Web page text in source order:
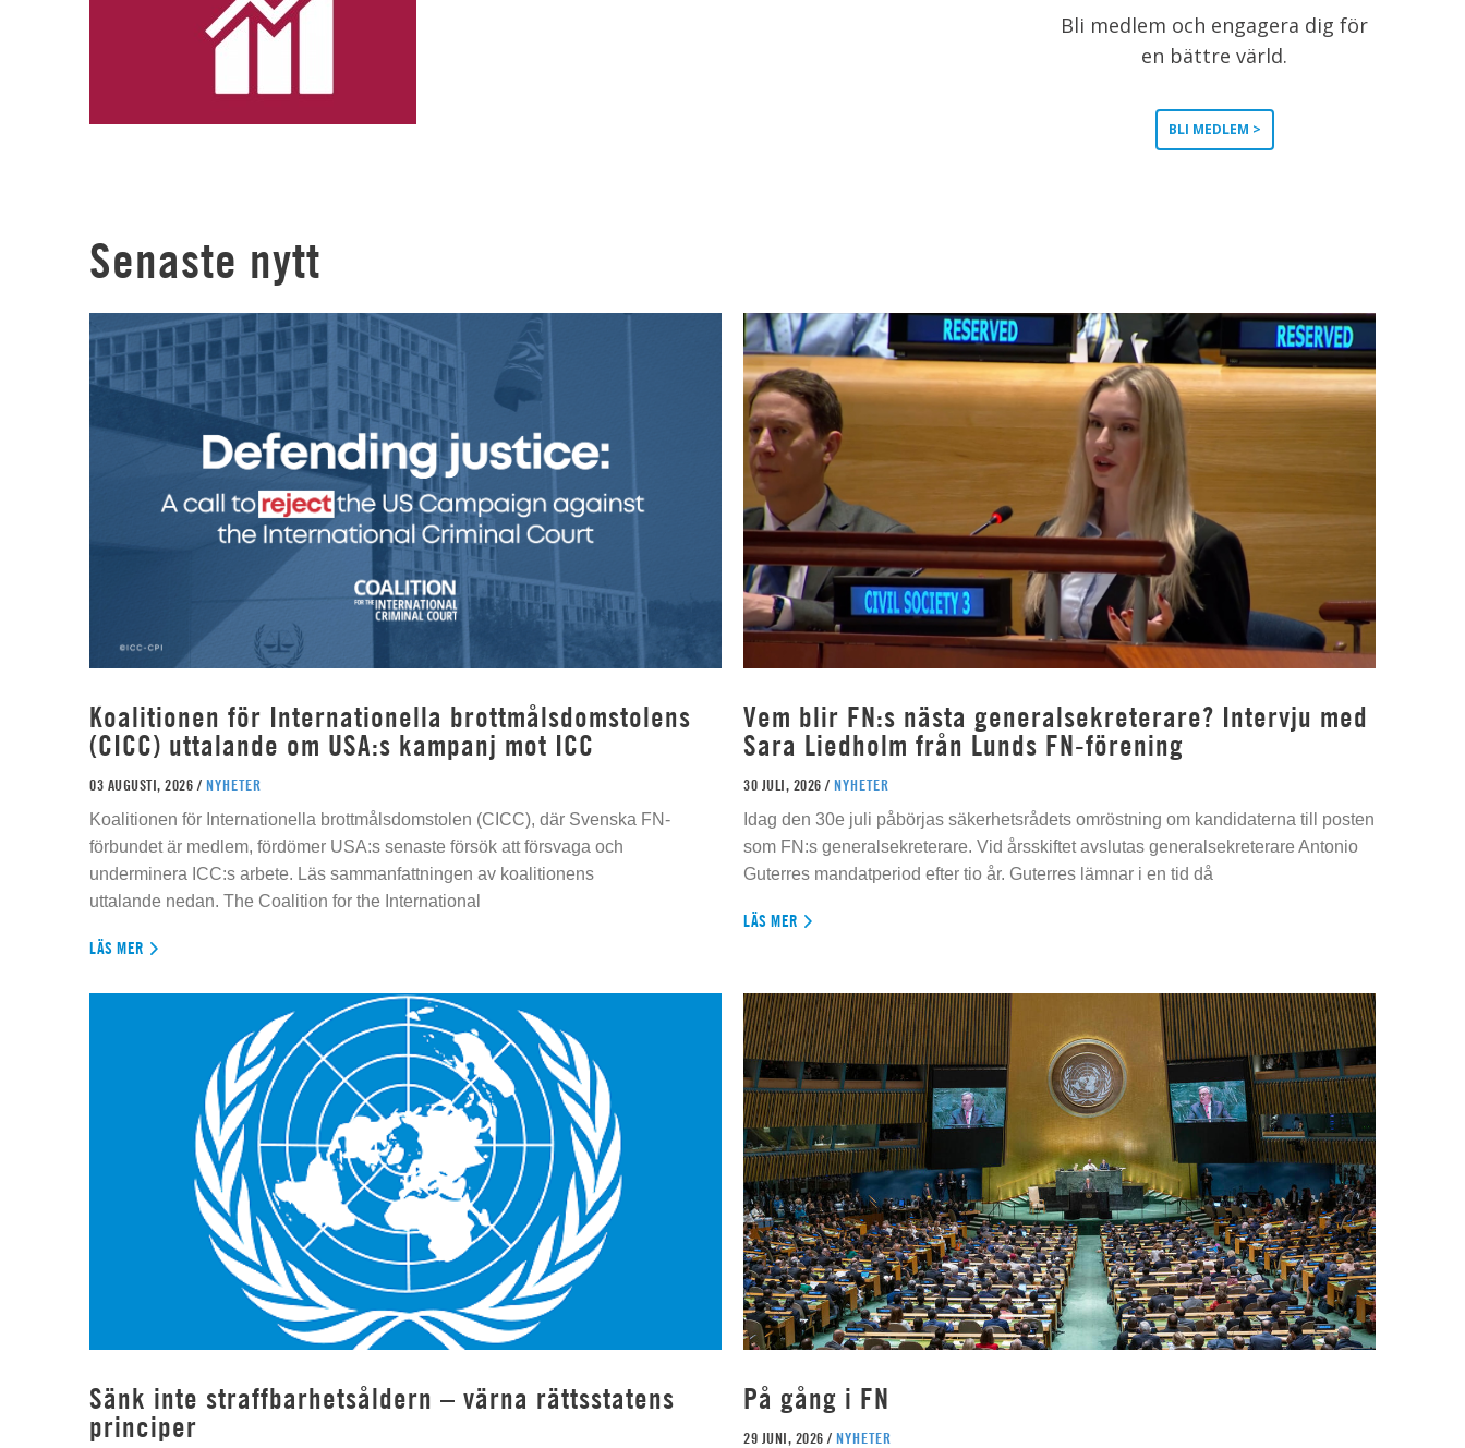
Bli medlem och engagera dig för
en bättre värld.
BLI MEDLEM >
Senaste nytt
Koalitionen för Internationella brottmålsdomstolens
(CICC) uttalande om USA:s kampanj mot ICC
03 AUGUSTI, 2026 / NYHETER
Koalitionen för Internationella brottmålsdomstolen (CICC), där Svenska FN-
förbundet är medlem, fördömer USA:s senaste försök att försvaga och
underminera ICC:s arbete. Läs sammanfattningen av koalitionens
uttalande nedan. The Coalition for the International
LÄS MER
Vem blir FN:s nästa generalsekreterare? Intervju med
Sara Liedholm från Lunds FN-förening
30 JULI, 2026 / NYHETER
Idag den 30e juli påbörjas säkerhetsrådets omröstning om kandidaterna till posten
som FN:s generalsekreterare. Vid årsskiftet avslutas generalsekreterare Antonio
Guterres mandatperiod efter tio år. Guterres lämnar i en tid då
LÄS MER
Sänk inte straffbarhetsåldern – värna rättsstatens
principer
På gång i FN
29 JUNI, 2026 / NYHETER